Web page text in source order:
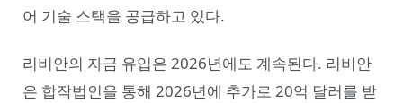
어 기술 스택을 공급하고 있다.
리비안의 자금 유입은 2026년에도 계속된다. 리비안
은 합작법인을 통해 2026년에 추가로 20억 달러를 받